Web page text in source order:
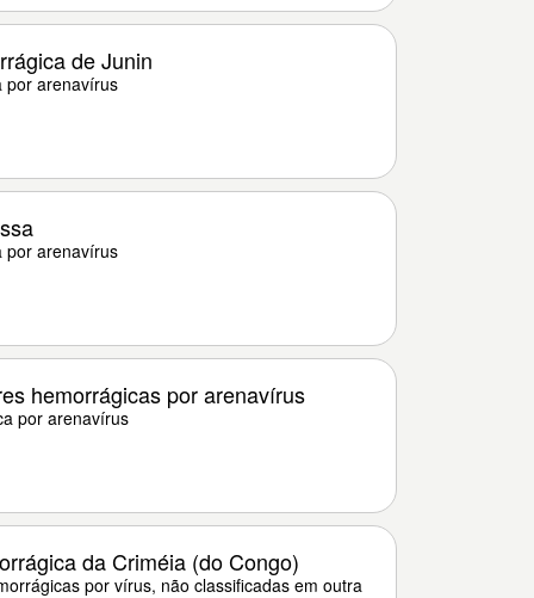
de Junin
por arenavírus
por arenavírus
hemorrágicas por arenavírus
por arenavírus
da Criméia (do Congo)
por vírus, não classificadas em outra